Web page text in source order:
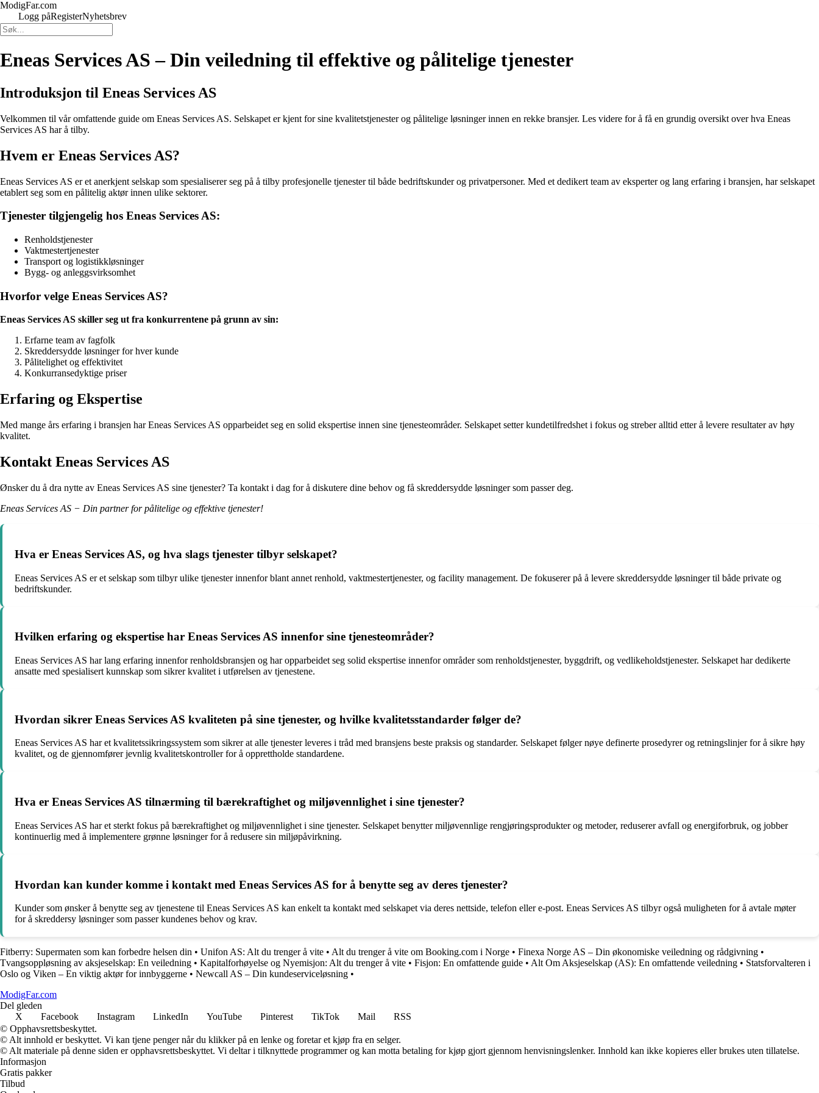
ModigFar.com
Logg påRegisterNyhetsbrev
Eneas Services AS – Din veiledning til effektive og pålitelige tjenester
Introduksjon til Eneas Services AS
Velkommen til vår omfattende guide om Eneas Services AS. Selskapet er kjent for sine kvalitetstjenester og pålitelige løsninger innen en rekke bransjer. Les videre for å få en grundig oversikt over hva Eneas
Services AS har å tilby.
Hvem er Eneas Services AS?
Eneas Services AS er et anerkjent selskap som spesialiserer seg på å tilby profesjonelle tjenester til både bedriftskunder og privatpersoner. Med et dedikert team av eksperter og lang erfaring i bransjen, har selskapet
etablert seg som en pålitelig aktør innen ulike sektorer.
Tjenester tilgjengelig hos Eneas Services AS:
Renholdstjenester
Vaktmestertjenester
Transport og logistikkløsninger
Bygg- og anleggsvirksomhet
Hvorfor velge Eneas Services AS?
Eneas Services AS skiller seg ut fra konkurrentene på grunn av sin:
Erfarne team av fagfolk
Skreddersydde løsninger for hver kunde
Pålitelighet og effektivitet
Konkurransedyktige priser
Erfaring og Ekspertise
Med mange års erfaring i bransjen har Eneas Services AS opparbeidet seg en solid ekspertise innen sine tjenesteområder. Selskapet setter kundetilfredshet i fokus og streber alltid etter å levere resultater av høy
kvalitet.
Kontakt Eneas Services AS
Ønsker du å dra nytte av Eneas Services AS sine tjenester? Ta kontakt i dag for å diskutere dine behov og få skreddersydde løsninger som passer deg.
Eneas Services AS − Din partner for pålitelige og effektive tjenester!
Hva er Eneas Services AS, og hva slags tjenester tilbyr selskapet?
Eneas Services AS er et selskap som tilbyr ulike tjenester innenfor blant annet renhold, vaktmestertjenester, og facility management. De fokuserer på å levere skreddersydde løsninger til både private og
bedriftskunder.
Hvilken erfaring og ekspertise har Eneas Services AS innenfor sine tjenesteområder?
Eneas Services AS har lang erfaring innenfor renholdsbransjen og har opparbeidet seg solid ekspertise innenfor områder som renholdstjenester, byggdrift, og vedlikeholdstjenester. Selskapet har dedikerte
ansatte med spesialisert kunnskap som sikrer kvalitet i utførelsen av tjenestene.
Hvordan sikrer Eneas Services AS kvaliteten på sine tjenester, og hvilke kvalitetsstandarder følger de?
Eneas Services AS har et kvalitetssikringssystem som sikrer at alle tjenester leveres i tråd med bransjens beste praksis og standarder. Selskapet følger nøye definerte prosedyrer og retningslinjer for å sikre høy
kvalitet, og de gjennomfører jevnlig kvalitetskontroller for å opprettholde standardene.
Hva er Eneas Services AS tilnærming til bærekraftighet og miljøvennlighet i sine tjenester?
Eneas Services AS har et sterkt fokus på bærekraftighet og miljøvennlighet i sine tjenester. Selskapet benytter miljøvennlige rengjøringsprodukter og metoder, reduserer avfall og energiforbruk, og jobber
kontinuerlig med å implementere grønne løsninger for å redusere sin miljøpåvirkning.
Hvordan kan kunder komme i kontakt med Eneas Services AS for å benytte seg av deres tjenester?
Kunder som ønsker å benytte seg av tjenestene til Eneas Services AS kan enkelt ta kontakt med selskapet via deres nettside, telefon eller e-post. Eneas Services AS tilbyr også muligheten for å avtale møter
for å skreddersy løsninger som passer kundenes behov og krav.
Fitberry: Supermaten som kan forbedre helsen din • Unifon AS: Alt du trenger å vite • Alt du trenger å vite om Booking.com i Norge • Finexa Norge AS – Din økonomiske veiledning og rådgivning •
Tvangsoppløsning av aksjeselskap: En veiledning • Kapitalforhøyelse og Nyemisjon: Alt du trenger å vite • Fisjon: En omfattende guide • Alt Om Aksjeselskap (AS): En omfattende veiledning • Statsforvalteren i
Oslo og Viken – En viktig aktør for innbyggerne • Newcall AS – Din kundeserviceløsning •
ModigFar.com
Del gleden
X
Facebook Instagram LinkedIn YouTube Pinterest TikTok Mail
RSS
© Opphavsrettsbeskyttet.
© Alt innhold er beskyttet. Vi kan tjene penger når du klikker på en lenke og foretar et kjøp fra en selger.
© Alt materiale på denne siden er opphavsrettsbeskyttet. Vi deltar i tilknyttede programmer og kan motta betaling for kjøp gjort gjennom henvisningslenker. Innhold kan ikke kopieres eller brukes uten tillatelse.
Informasjon
Gratis pakker
Tilbud